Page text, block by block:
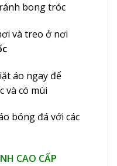
bong tróc
và treo ở nơi
áo ngay để
và có mùi
bóng đá với các
CAO CẤP